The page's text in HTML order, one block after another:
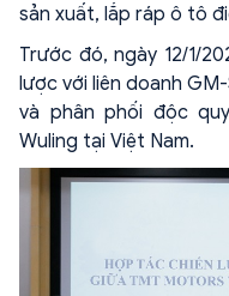
sản xuất, lắp ráp ô tô
Trước đó, ngày 12/1/
lược với liên doanh
và phân phối độc
Wuling tại Việt Nam.